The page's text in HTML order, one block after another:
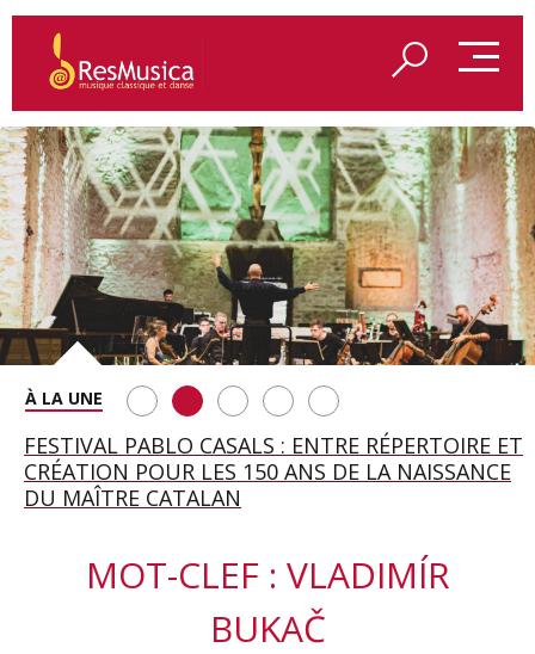
SAINT FRANÇOIS D’ASSISE À SALZBOURG, UNE
SOIRÉE IMMENSE PORTÉE PAR ROMEO
CASTELLUCCI ET MAXIME PASCAL
FESTIVAL PABLO CASALS : ENTRE RÉPERTOIRE ET
CRÉATION POUR LES 150 ANS DE LA NAISSANCE
DU MAÎTRE CATALAN
A BAYREUTH, LE 150E ANNIVERSAIRE DU RING
WAGNÉRIEN GÉNÉRÉ PAR L’IA
BETSY JOLAS FÊTE SON CENTIÈME
ANNIVERSAIRE
GEORGE BENJAMIN : « MES PARENTS AVAIENT
CETTE EXIGENCE DE L’OBJET CISELÉ »
MOT-CLEF : VLADIMÍR
BUKAČ